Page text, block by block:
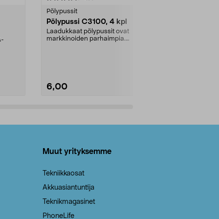
Pölypussit
Pölypussi C3100, 4 kpl
Laadukkaat pölypussit ovat
markkinoiden parhaimpia.
6,00
Muut yrityksemme
Tekniikkaosat
Akkuasiantuntija
Teknikmagasinet
PhoneLife